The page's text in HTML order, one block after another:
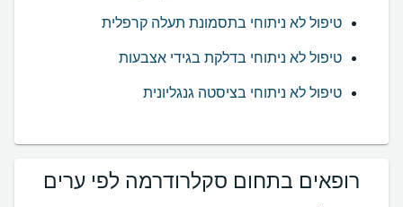
טיפול לא ניתוחי בתסמונת תעלה קרפלית
טיפול לא ניתוחי בדלקת בגידי אצבעות
טיפול לא ניתוחי בציסטה גנגליונית
רופאים בתחום סקלרודרמה לפי ערים